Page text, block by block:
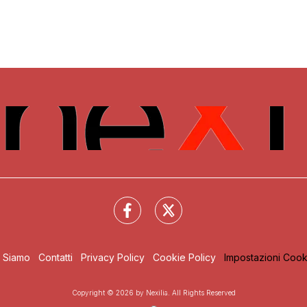
Siamo Contatti Privacy Policy Cookie Policy Impostazioni
Copyright © 2026 by Nexilia. All Rights Reserved